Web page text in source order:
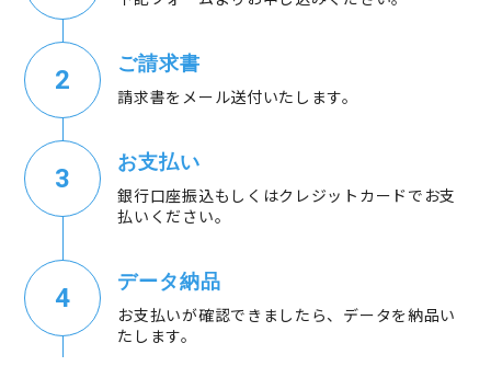
ご請求書
請求書をメール送付いたします。
お支払い
銀行口座振込もしくはクレジットカードでお支
払いください。
データ納品
お支払いが確認できましたら、データを納品い
たします。